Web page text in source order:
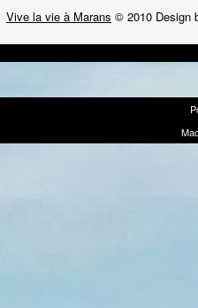
Vive la vie à Marans © 2010 Design